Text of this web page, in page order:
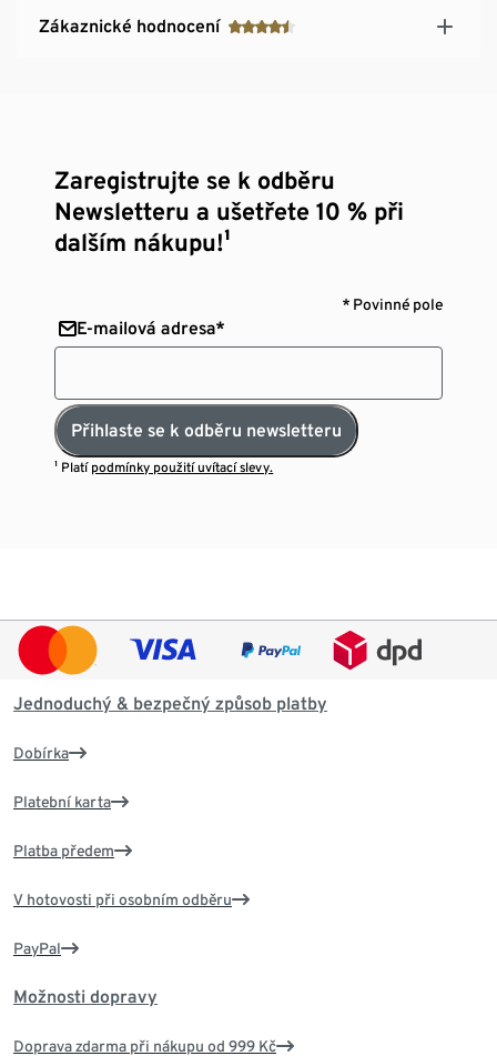
Zákaznické hodnocení
Zaregistrujte se k odběru
Newsletteru a ušetřete 10 % při
dalším nákupu!¹
* Povinné pole
E-mailová adresa*
Přihlaste se k odběru newsletteru
¹ Platí podmínky použití uvítací slevy.
Jednoduchý & bezpečný způsob platby
Dobírka
Platební karta
Platba předem
V hotovosti při osobním odběru
PayPal
Možnosti dopravy
Doprava zdarma při nákupu od 999 Kč